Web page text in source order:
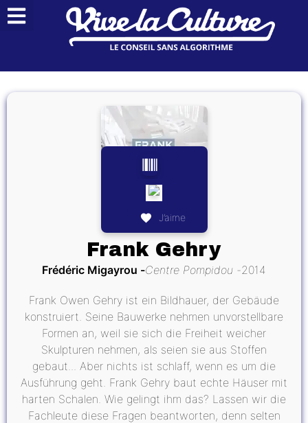
J’aime
Frank Gehry
Frédéric Migayrou Centre Pompidou 2014
Frank Owen Gehry ist ein Bildhauer, der Gebäude
konstruiert. Seine Bauwerke nehmen unvorstellbare
Formen an, weil sie sich die Freiheit weicher
Skulpturen nehmen, als seien sie aus Stoffen
gebaut... Aber nichts ist schlaff, wenn es um die
Ausführung geht. Frank Gehry baut echte Häuser mit
harten Schalen. Wie gelingt ihm das? Lassen wir die
Fachleute diese Fragen beantworten, denn selten